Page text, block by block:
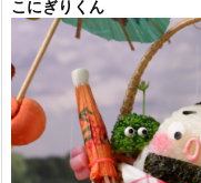
こにぎりくん